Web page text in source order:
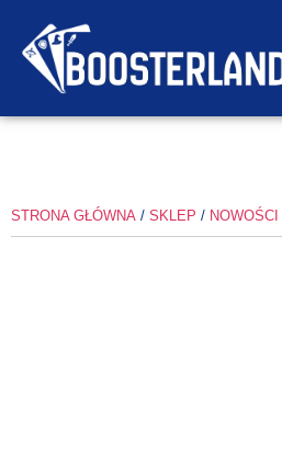
STRONA GŁÓWNA / SKLEP / NOWOŚCI